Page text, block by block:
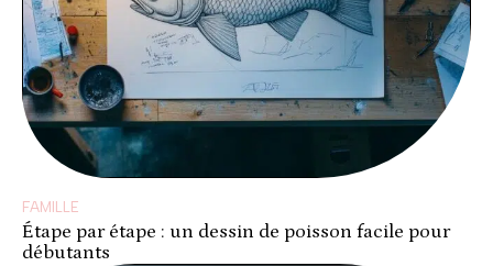
FAMILLE
Étape par étape : un dessin de poisson facile pour
débutants